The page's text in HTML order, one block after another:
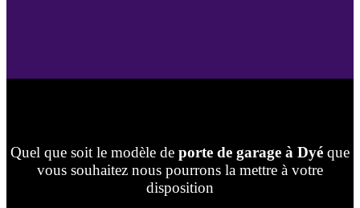
Quel que soit le modèle de porte de garage à Dyé que
vous souhaitez nous pourrons la mettre à votre
disposition